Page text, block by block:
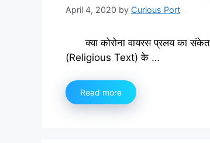
April 4, 2020 by Curious Port
क्या कोरोना वायरस प्रलय का
(Religious Text) के …
Read more